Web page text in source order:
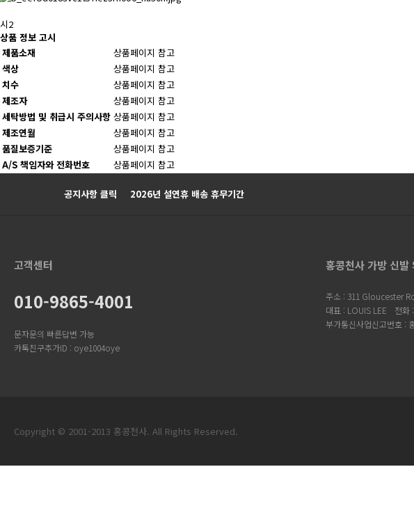
시2
상품 정보 고시
제품소재
상품페이지 참고
색상
상품페이지 참고
치수
상품페이지 참고
제조자
상품페이지 참고
세탁방법 및 취급시 주의사항 상품페이지 참고
제조연월
상품페이지 참고
품질보증기준
상품페이지 참고
A/S 책임자와 전화번호
상품페이지 참고
공지사항 클릭 2026년 설연휴 배송 휴무기간
고객센터
010-9865-4001
문자문의 빠른답변 가능
카톡친구추가ID : oye1004oye
홍콩천사 가방 신발
주소 : 311 Gloucester
대표 : LOUIS LEE
전화
부가통신사업신고번호 :
Copyright © 2001-2013 홍콩천사. All Rights Reserved.